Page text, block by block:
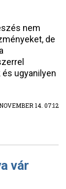
nem
de
ugyanilyen
14. 07:12
vár